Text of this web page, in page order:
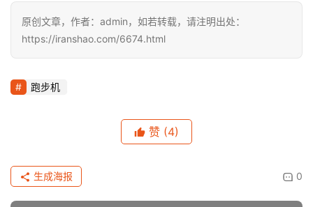
原创文章，作者：admin，如若转载，请注明出处：
https://iranshao.com/6674.html
跑步机
赞 (4)
0
生成海报